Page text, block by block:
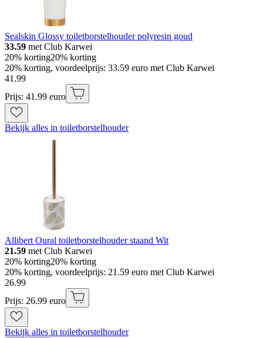
Sealskin Glossy toiletborstelhouder polyresin goud
33.59 met Club Karwei
20% korting20% korting
20% korting, voordeelprijs: 33.59 euro met Club Karwei
41 .99
Prijs: 41.99 euro
Bekijk alles in toiletborstelhouder
Allibert Oural toiletborstelhouder staand Wit
21.59 met Club Karwei
20% korting20% korting
20% korting, voordeelprijs: 21.59 euro met Club Karwei
26.99
Prijs: 26.99 euro
Bekijk alles in toiletborstelhouder